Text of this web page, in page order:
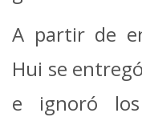
A partir de
Hui se
e ignoró